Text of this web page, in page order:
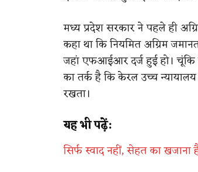
मध्य प्रदेश सरकार ने पहले ही
कहा था कि नियमित अग्रिम
जहां एफआईआर दर्ज हुई हो। चूंकि
का तर्क है कि केरल उच्च
रखता।
यह भी पढ़ें:
सिर्फ स्वाद नहीं, सेहत का खजाना